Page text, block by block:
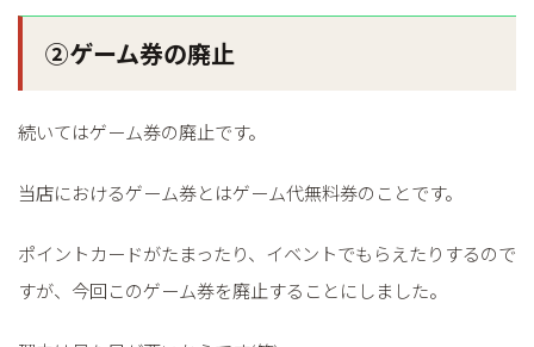
②ゲーム券の廃止
続いてはゲーム券の廃止です。
当店におけるゲーム券とはゲーム代無料券のことです。
ポイントカードがたまったり、イベントでもらえたりするので
すが、今回このゲーム券を廃止することにしました。